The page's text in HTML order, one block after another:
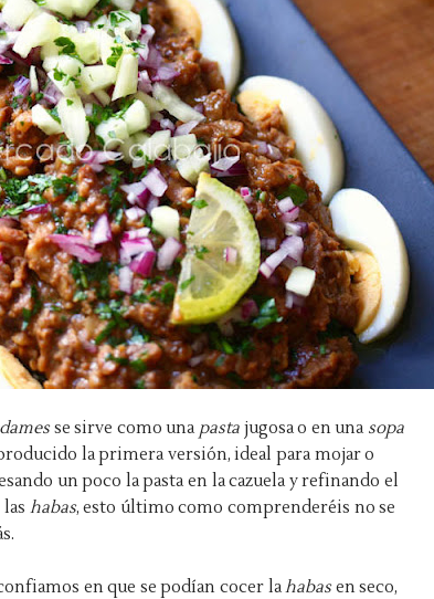
se sirve como una pasta jugosa o en una sopa
la primera versión, ideal para mojar o
un poco la pasta en la cazuela y refinando el
habas, esto último como comprenderéis no se
en que se podían cocer lahabasen seco,